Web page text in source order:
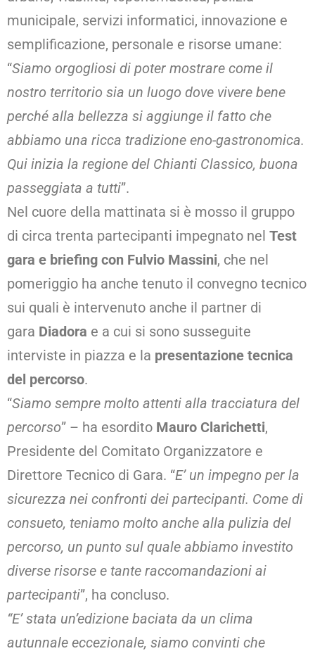
municipale, servizi informatici, innovazione e
semplificazione, personale e risorse umane:
“Siamo orgogliosi di poter mostrare come il
nostro territorio sia un luogo dove vivere bene
perché alla bellezza si aggiunge il fatto che
abbiamo una ricca tradizione eno-gastronomica.
Qui inizia la regione del Chianti Classico, buona
passeggiata a tutti”.
Nel cuore della mattinata si è mosso il gruppo
di circa trenta partecipanti impegnato nel Test
gara e briefing con Fulvio Massini, che nel
pomeriggio ha anche tenuto il convegno tecnico
sui quali è intervenuto anche il partner di
gara Diadora e a cui si sono susseguite
interviste in piazza e la presentazione tecnica
del percorso.
“Siamo sempre molto attenti alla tracciatura del
percorso” – ha esordito Mauro Clarichetti,
Presidente del Comitato Organizzatore e
Direttore Tecnico di Gara. “E’ un impegno per la
sicurezza nei confronti dei partecipanti. Come di
consueto, teniamo molto anche alla pulizia del
percorso, un punto sul quale abbiamo investito
diverse risorse e tante raccomandazioni ai
partecipanti”, ha concluso.
“E’ stata un’edizione baciata da un clima
autunnale eccezionale, siamo convinti che